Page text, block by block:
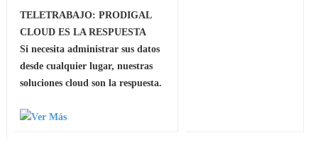
TELETRABAJO: PRODIGAL
CLOUD ES LA RESPUESTA
Si necesita administrar sus datos
desde cualquier lugar, nuestras
soluciones cloud son la respuesta.